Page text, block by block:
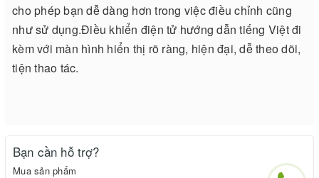
cho phép bạn dễ dàng hơn trong việc điều chỉnh cũng
như sử dụng.Điều khiển điện tử hướng dẫn tiếng Việt đi
kèm với màn hình hiển thị rõ ràng, hiện đại, dễ theo dõi,
tiện thao tác.
Bạn cần hỗ trợ?
Mua sản phẩm